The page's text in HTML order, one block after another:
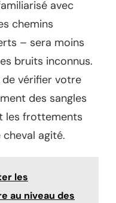
avec
chemins
– sera moins
bruits inconnus.
de vérifier votre
des sangles
les frottements
agité.
les
au niveau des